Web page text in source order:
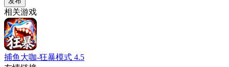
相关游戏
捕鱼大咖-狂暴模式 4.5